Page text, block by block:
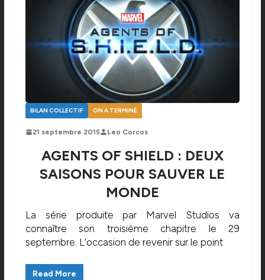
BILAN COLLECTIF ON A TERMINÉ
21 septembre 2015 Leo Corcos
AGENTS OF SHIELD : DEUX
SAISONS POUR SAUVER LE
MONDE
La série produite par Marvel Studios va
connaître son troisième chapitre le 29
septembre. L’occasion de revenir sur le point
Read More